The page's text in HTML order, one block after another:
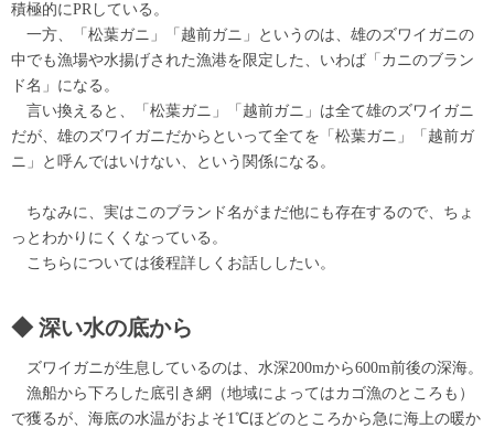
積極的にPRしている。
一方、「松葉ガニ」「越前ガニ」というのは、雄のズワイガニの
中でも漁場や水揚げされた漁港を限定した、いわば「カニのブラン
ド名」になる。
言い換えると、「松葉ガニ」「越前ガニ」は全て雄のズワイガニ
だが、雄のズワイガニだからといって全てを「松葉ガニ」「越前ガ
ニ」と呼んではいけない、という関係になる。
ちなみに、実はこのブランド名がまだ他にも存在するので、ちょ
っとわかりにくくなっている。
こちらについては後程詳しくお話ししたい。
深い水の底から
ズワイガニが生息しているのは、水深200mから600m前後の深海。
漁船から下ろした底引き網（地域によってはカゴ漁のところも）
で獲るが、海底の水温がおよそ1℃ほどのところから急に海上の暖か